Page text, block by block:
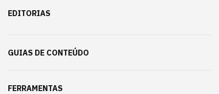
EDITORIAS
GUIAS DE CONTEÚDO
FERRAMENTAS